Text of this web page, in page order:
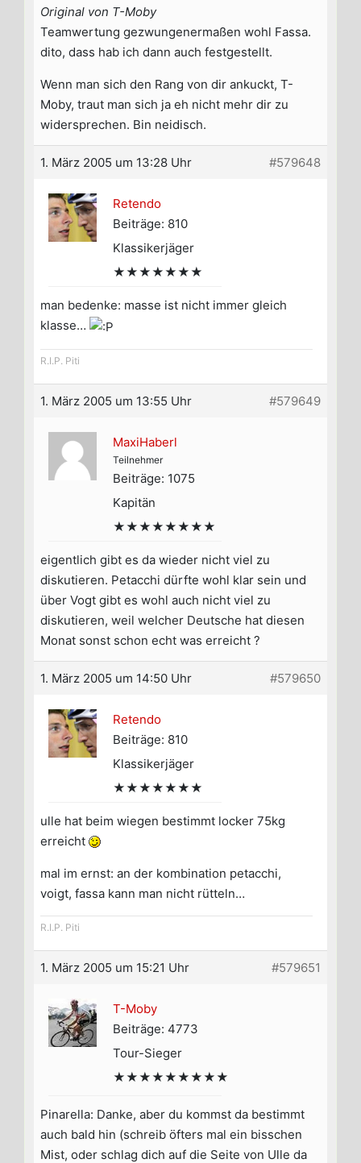
Original von T-Moby
Teamwertung gezwungenermaßen wohl Fassa.
dito, dass hab ich dann auch festgestellt.
Wenn man sich den Rang von dir ankuckt, T-
Moby, traut man sich ja eh nicht mehr dir zu
widersprechen. Bin neidisch.
1. März 2005 um 13:28 Uhr #579648
Retendo
Beiträge: 810
Klassikerjäger
★★★★★★★
man bedenke: masse ist nicht immer gleich
klasse…
R.I.P. Piti
1. März 2005 um 13:55 Uhr #579649
MaxiHaberl
Teilnehmer
Beiträge: 1075
Kapitän
★★★★★★★★
eigentlich gibt es da wieder nicht viel zu
diskutieren. Petacchi dürfte wohl klar sein und
über Vogt gibt es wohl auch nicht viel zu
diskutieren, weil welcher Deutsche hat diesen
Monat sonst schon echt was erreicht ?
1. März 2005 um 14:50 Uhr #579650
Retendo
Beiträge: 810
Klassikerjäger
★★★★★★★
ulle hat beim wiegen bestimmt locker 75kg
erreicht
mal im ernst: an der kombination petacchi,
voigt, fassa kann man nicht rütteln…
R.I.P. Piti
1. März 2005 um 15:21 Uhr #579651
T-Moby
Beiträge: 4773
Tour-Sieger
★★★★★★★★★
Pinarella: Danke, aber du kommst da bestimmt
auch bald hin (schreib öfters mal ein bisschen
Mist, oder schlag dich auf die Seite von Ulle da